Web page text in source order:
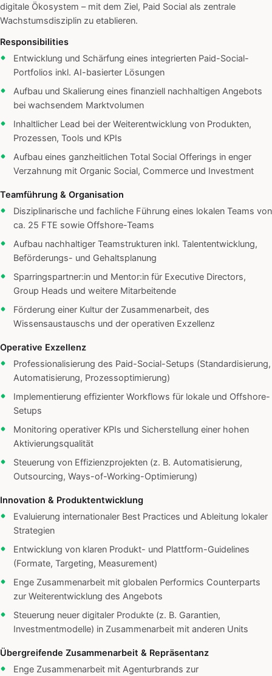
digitale Ökosystem – mit dem Ziel, Paid Social als zentrale
Wachstumsdisziplin zu etablieren.
Responsibilities
Entwicklung und Schärfung eines integrierten Paid-Social-
Portfolios inkl. AI-basierter Lösungen
Aufbau und Skalierung eines finanziell nachhaltigen Angebots
bei wachsendem Marktvolumen
Inhaltlicher Lead bei der Weiterentwicklung von Produkten,
Prozessen, Tools und KPIs
Aufbau eines ganzheitlichen Total Social Offerings in enger
Verzahnung mit Organic Social, Commerce und Investment
Teamführung & Organisation
Disziplinarische und fachliche Führung eines lokalen Teams von
ca. 25 FTE sowie Offshore-Teams
Aufbau nachhaltiger Teamstrukturen inkl. Talententwicklung,
Beförderungs- und Gehaltsplanung
Sparringspartner:in und Mentor:in für Executive Directors,
Group Heads und weitere Mitarbeitende
Förderung einer Kultur der Zusammenarbeit, des
Wissensaustauschs und der operativen Exzellenz
Operative Exzellenz
Professionalisierung des Paid-Social-Setups (Standardisierung,
Automatisierung, Prozessoptimierung)
Implementierung effizienter Workflows für lokale und Offshore-
Setups
Monitoring operativer KPIs und Sicherstellung einer hohen
Aktivierungsqualität
Steuerung von Effizienzprojekten (z. B. Automatisierung,
Outsourcing, Ways-of-Working-Optimierung)
Innovation & Produktentwicklung
Evaluierung internationaler Best Practices und Ableitung lokaler
Strategien
Entwicklung von klaren Produkt- und Plattform-Guidelines
(Formate, Targeting, Measurement)
Enge Zusammenarbeit mit globalen Performics Counterparts
zur Weiterentwicklung des Angebots
Steuerung neuer digitaler Produkte (z. B. Garantien,
Investmentmodelle) in Zusammenarbeit mit anderen Units
Übergreifende Zusammenarbeit & Repräsentanz
Enge Zusammenarbeit mit Agenturbrands zur